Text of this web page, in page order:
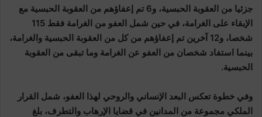
جزئيا من العقوبة الحبسية، و6 تم إعفاؤهم من العقوبة الحبسية مع
الإبقاء على الغرامة، في حين شمل العفو من الغرامة فقط 115
شخصا، و12 آخرين تم إعفاؤهم من كل من العقوبة الحبسية والغرامة،
بينما استفاد شخصان من العفو عن الغرامة وما تبقى من العقوبة
الحبسية.
وفي خطوة تعكس البعد الإنساني والروحي لهذا العفو، شمل القرار
الملكي مجموعة من المدانين في قضايا الإرهاب والتطرف، بلغ